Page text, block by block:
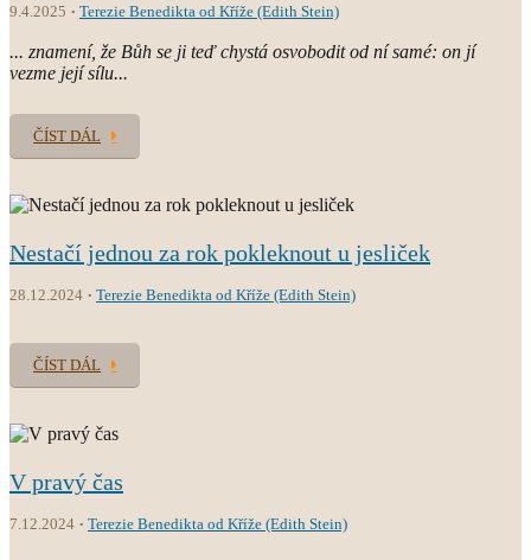
9.4.2025 Terezie Benedikta od Kříže (Edith Stein)
... znamení, že Bůh se ji teď chystá osvobodit od ní samé: on jí
vezme její sílu...
ČÍST DÁL
Nestačí jednou za rok pokleknout u jesliček
28.12.2024 Terezie Benedikta od Kříže (Edith Stein)
ČÍST DÁL
V pravý čas
7.12.2024 Terezie Benedikta od Kříže (Edith Stein)